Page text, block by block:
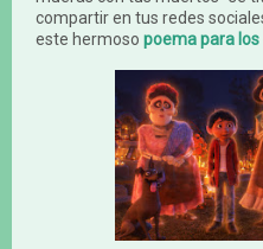
compartir en tus redes
este hermoso poema para